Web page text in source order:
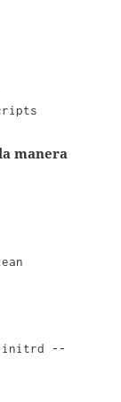
manera
initrd --